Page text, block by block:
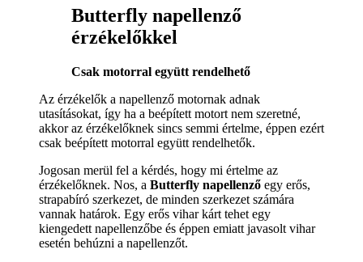
Butterfly napellenző
érzékelőkkel
Csak motorral együtt rendelhető
Az érzékelők a napellenző motornak adnak
utasításokat, így ha a beépített motort nem szeretné,
akkor az érzékelőknek sincs semmi értelme, éppen ezért
csak beépített motorral együtt rendelhetők.
Jogosan merül fel a kérdés, hogy mi értelme az
érzékelőknek. Nos, a Butterfly napellenző egy erős,
strapabíró szerkezet, de minden szerkezet számára
vannak határok. Egy erős vihar kárt tehet egy
kiengedett napellenzőbe és éppen emiatt javasolt vihar
esetén behúzni a napellenzőt.